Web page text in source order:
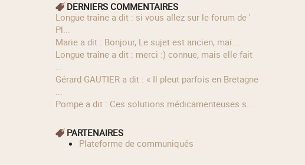
DERNIERS COMMENTAIRES
longue traîne a dit : si vous allez sur le forum de '
Pl...
Marie a dit : Bonjour, Le sujet est ancien, mai...
longue traîne a dit : merci :) connue, mais elle fait
...
Gérard GAUTIER a dit : « Il pleut parfois en Bretagne
...
Pompe a dit : Ces solutions médicamenteuses s...
PARTENAIRES
Plateforme de communiqués